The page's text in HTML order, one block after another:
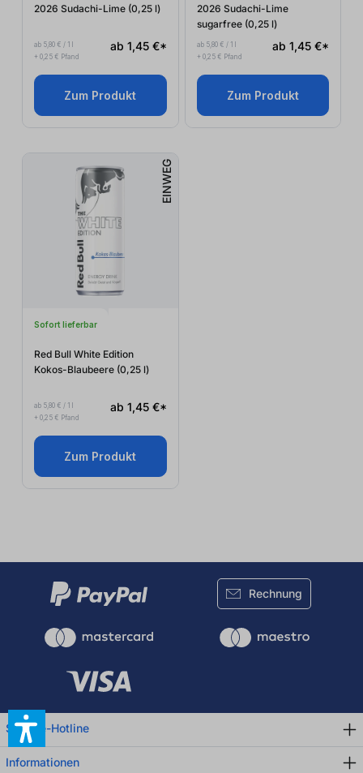
2026 Sudachi-Lime (0,25 l)
ab 5,80 € / 1 l
+ 0,25 € Pfand
ab 1,45 €*
Zum Produkt
2026 Sudachi-Lime
sugarfree (0,25 l)
ab 5,80 € / 1 l
+ 0,25 € Pfand
ab 1,45 €*
Zum Produkt
EINWEG
Sofort lieferbar
Red Bull White Edition
Kokos-Blaubeere (0,25 l)
ab 5,80 € / 1 l
+ 0,25 € Pfand
ab 1,45 €*
Zum Produkt
Rechnung
Service-Hotline
Informationen